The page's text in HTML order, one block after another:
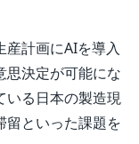
計画にAIを導入
思決定が可能にな
いる日本の製造現
留といった課題を